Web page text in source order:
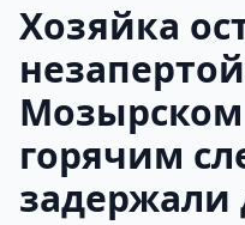
Хозяйка
горячим